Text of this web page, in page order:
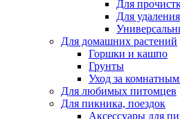
Для
Для
Для домашних растений
Горшки и кашпо
Грунты
Уход за
Для любимых питомцев
Для пикника, поездок
Аксессуары для